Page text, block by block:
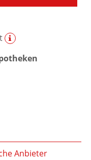
Anbieter